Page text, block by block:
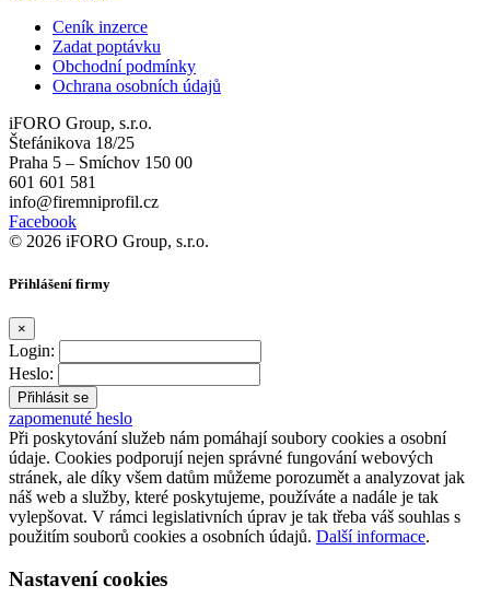
Ceník inzerce
Zadat poptávku
Obchodní podmínky
Ochrana osobních údajů
iFORO Group, s.r.o.
Štefánikova 18/25
Praha 5 – Smíchov 150 00
601 601 581
info@firemniprofil.cz
Facebook
© 2026 iFORO Group, s.r.o.
Přihlášení firmy
×
Login:
Heslo:
zapomenuté heslo
Při poskytování služeb nám pomáhají soubory cookies a osobní
údaje. Cookies podporují nejen správné fungování webových
stránek, ale díky všem datům můžeme porozumět a analyzovat jak
náš web a služby, které poskytujeme, používáte a nadále je tak
vylepšovat. V rámci legislativních úprav je tak třeba váš souhlas s
použitím souborů cookies a osobních údajů. Další informace.
Nastavení cookies